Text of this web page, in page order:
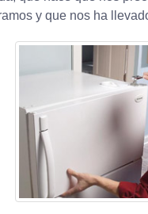
y que nos ha